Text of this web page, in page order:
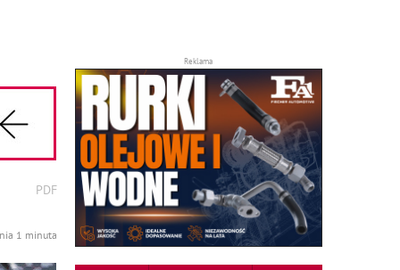
wydrukuj
podstronę
PDF
1 minuta
Reklama